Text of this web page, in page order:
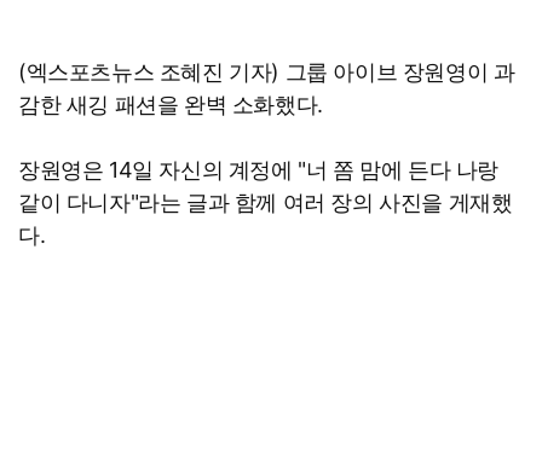
(엑스포츠뉴스 조혜진 기자) 그룹 아이브 장원영이 과
감한 새깅 패션을 완벽 소화했다.
장원영은 14일 자신의 계정에 "너 쫌 맘에 든다 나랑
같이 다니자"라는 글과 함께 여러 장의 사진을 게재했
다.